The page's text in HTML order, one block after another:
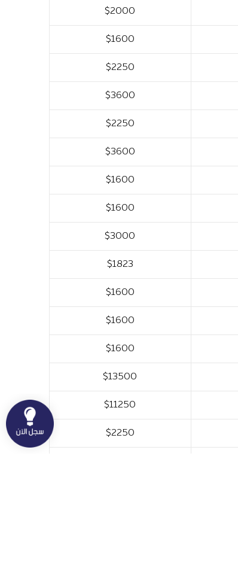
$2000
$1600
$2250
$3600
$2250
$3600
$1600
$1600
$3000
$1823
$1600
$1600
$1600
$13500
$11250
$2250